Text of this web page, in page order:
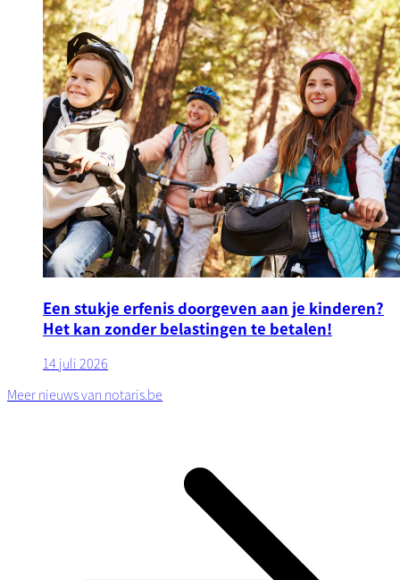
Een stukje erfenis doorgeven aan je kinderen?
Het kan zonder belastingen te betalen!
14 juli 2026
Meer nieuws van notaris.be